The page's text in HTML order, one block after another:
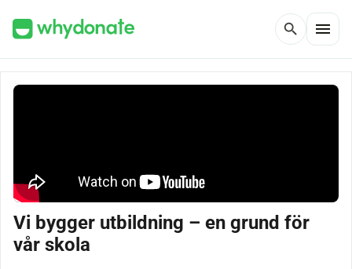
search menu
Vi bygger utbildning – en grund för
vår skola